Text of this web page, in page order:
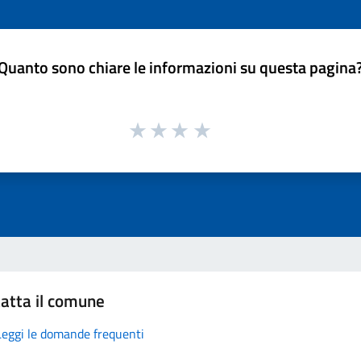
sono chiare le informazioni su questa
il comune
le domande frequenti